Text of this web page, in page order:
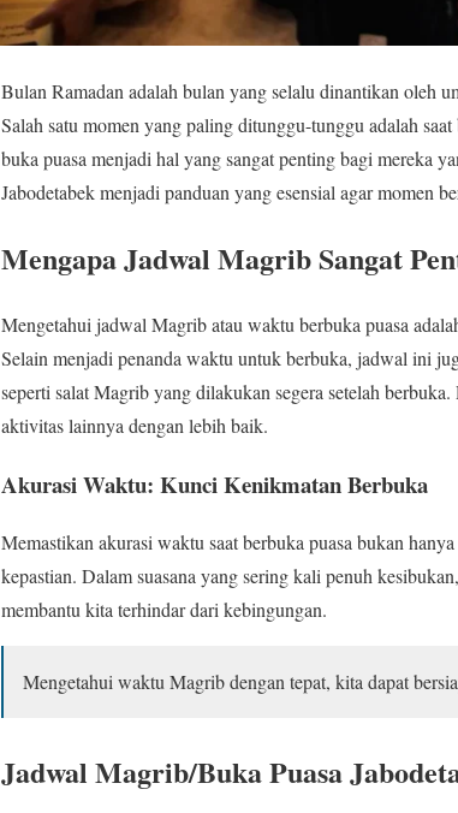
Bulan Ramadan adalah bulan yang selalu dinantikan oleh
Salah satu momen yang paling ditunggu-tunggu adalah
buka puasa menjadi hal yang sangat penting bagi mereka
Jabodetabek menjadi panduan yang esensial agar momen
Mengapa Jadwal Magrib Sangat
Mengetahui jadwal Magrib atau waktu berbuka puasa
Selain menjadi penanda waktu untuk berbuka, jadwal ini
seperti salat Magrib yang dilakukan segera setelah
aktivitas lainnya dengan lebih baik.
Akurasi Waktu: Kunci Kenikmatan Berbuka
Memastikan akurasi waktu saat berbuka puasa bukan
kepastian. Dalam suasana yang sering kali penuh
membantu kita terhindar dari kebingungan.
Mengetahui waktu Magrib dengan tepat, kita dapat
Jadwal Magrib/Buka Puasa